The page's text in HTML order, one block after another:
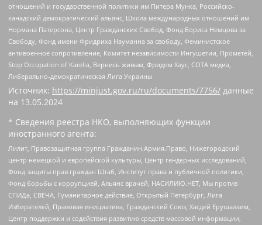
отношений и государственной политики им Питера Мунка, Российско-
канадский демократический альянс, Школа международных отношений им
Нормана Патерсона, Центр Гражданских Свобод, Фонд Бориса Немцова за
Свободу, Фонд имени Фридриха Науманна за свободу, Феминистское
антивоенное сопротивление, Комитет независимости Ингушетии, Прометей,
Stop Occupation of Karelia, Вернись живым, Фридом Хаус, СОТА медиа,
Либерально-демократическая Лига Украины
Источник: https://minjust.gov.ru/ru/documents/7756/ данные
на 13.05.2024
* Сведения реестра НКО, выполняющих функции
иностранного агента:
Лилит, Правозащитная группа Гражданин.Армия.Право, Нижегородский
центр немецкой и европейской культуры, Центр гендерных исследований,
Фонд защиты прав граждан Штаб, Институт права и публичной политики,
Фонд борьбы с коррупцией, Альянс врачей, НАСИЛИЮ.НЕТ, Мы против
СПИДа, СВЕЧА, Гуманитарное действие, Открытый Петербург, Лига
Избирателей, Правовая инициатива, Гражданский Союз, Хасдей Ерушалаим,
Центр поддержки и содействия развитию средств массовой информации,